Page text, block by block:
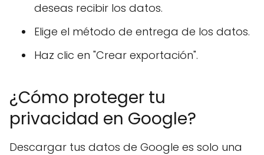
deseas recibir los datos.
Elige el método de entrega de los datos.
Haz clic en "Crear exportación".
¿Cómo proteger tu
privacidad en Google?
Descargar tus datos de Google es solo una